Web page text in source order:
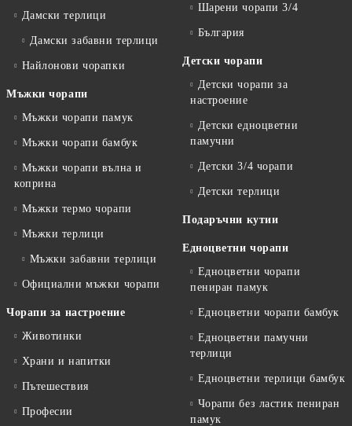
Дамски терлици
Дамски забавни терлици
Найлонови чорапки
Мъжки чорапи
Мъжки чорапи памук
Мъжки чорапи бамбук
Мъжки чорапи вълна и
коприна
Мъжки термо чорапи
Мъжки терлици
Мъжки забавни терлици
Официални мъжки чорапи
Чорапи за настроение
Животинки
Храни и напитки
Пътешествия
Професии
Шарени чорапи 3/4
България
Детски чорапи
Детски чорапи за
настроение
Детски едноцветни
памучни
Детски 3/4 чорапи
Детски терлици
Подаръчни кутии
Едноцветни чорапи
Едноцветни чорапи
пениран памук
Едноцветни чорапи бамбук
Едноцветни памучни
терлици
Едноцветни терлици бамбук
Чорапи без ластик пениран
памук